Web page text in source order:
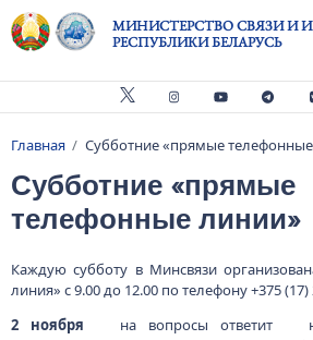
Перейти к основному содержанию
МИНИСТЕРСТВО СВЯЗИ И
РЕСПУБЛИКИ БЕЛАРУСЬ
Строка навигации
Главная Субботние «прямые
Субботние «прямые
телефонные линии»
Каждую субботу в Минсвязи
линия» с 9.00 до 12.00 по телефону +375 (17)
2 ноября на вопросы ответит